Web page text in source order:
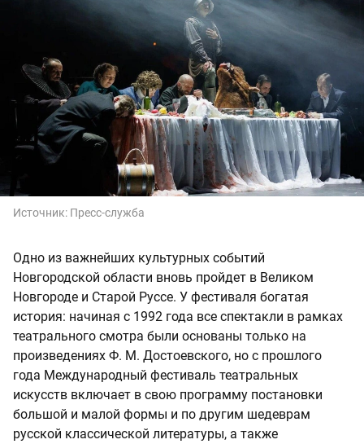
Источник: Пресс-служба
Одно из важнейших культурных событий
Новгородской области вновь пройдет в Великом
Новгороде и Старой Руссе. У фестиваля богатая
история: начиная с 1992 года все спектакли в рамках
театрального смотра были основаны только на
произведениях Ф. М. Достоевского, но с прошлого
года Международный фестиваль театральных
искусств включает в свою программу постановки
большой и малой формы и по другим шедеврам
русской классической литературы, а также